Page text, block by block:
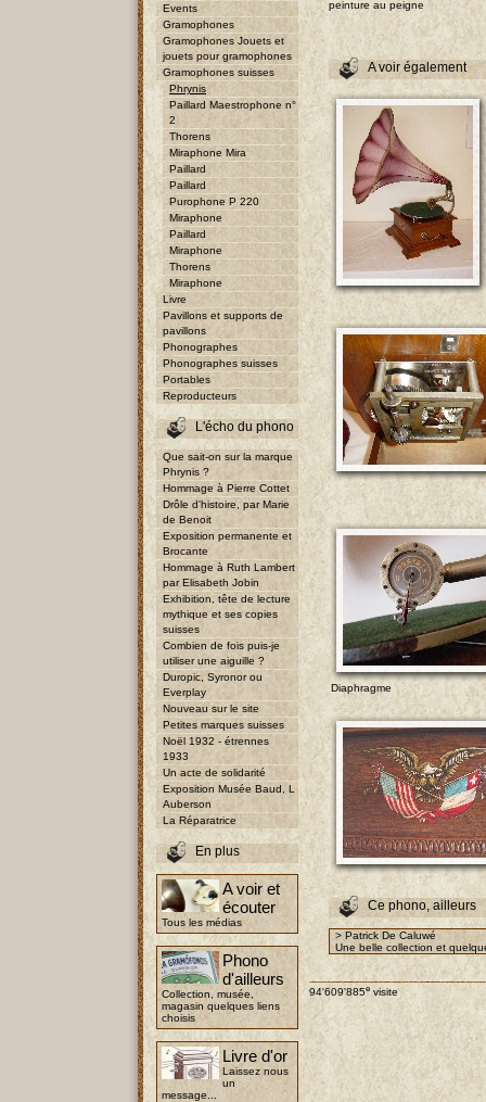
Events
Gramophones
Gramophones Jouets et
jouets pour gramophones
Gramophones suisses
Phrynis
Paillard Maestrophone n°
2
Thorens
Miraphone Mira
Paillard
Paillard
Purophone P 220
Miraphone
Paillard
Miraphone
Thorens
Miraphone
Livre
Pavillons et supports de
pavillons
Phonographes
Phonographes suisses
Portables
Reproducteurs
L'écho du phono
Que sait-on sur la marque
Phrynis ?
Hommage à Pierre Cottet
Drôle d'histoire, par Marie
de Benoit
Exposition permanente et
Brocante
Hommage à Ruth Lambert
par Elisabeth Jobin
Exhibition, tête de lecture
mythique et ses copies
suisses
Combien de fois puis-je
utiliser une aiguille ?
Duropic, Syronor ou
Everplay
Nouveau sur le site
Petites marques suisses
Noël 1932 - étrennes
1933
Un acte de solidarité
Exposition Musée Baud, L
Auberson
La Réparatrice
En plus
A voir et
écouter
Tous les médias
Phono
d'ailleurs
Collection, musée,
magasin quelques liens
choisis
Livre d'or
Laissez nous
un
message...
peinture au peigne
A voir également
Diaphragme
Ce phono, ailleurs
> Patrick De Caluwé
Une belle collection et
94'609'885e visite